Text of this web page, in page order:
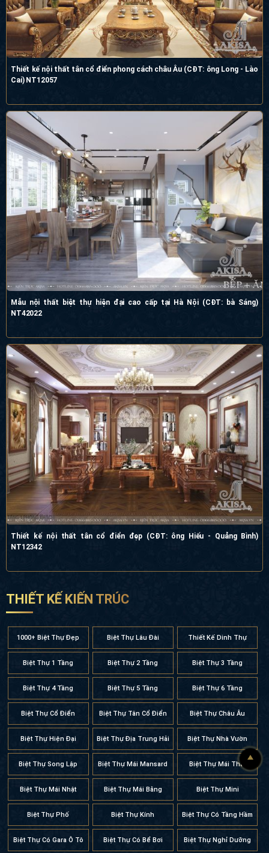
Thiết kế nội thất tân cổ điển phong cách châu Âu (CĐT: ông Long - Lào
Cai) NT12057
Mẫu nội thất biệt thự hiện đại cao cấp tại Hà Nội (CĐT: bà Sáng)
NT42022
Thiết kế nội thất tân cổ điển đẹp (CĐT: ông Hiếu - Quảng Bình)
NT12342
THIẾT KẾ KIẾN TRÚC
1000+ Biệt Thự Đẹp Biệt Thự Lâu Đài Thiết Kế Dinh Thự
Biệt Thự 1 Tầng Biệt Thự 2 Tầng Biệt Thự 3 Tầng
Biệt Thự 4 Tầng Biệt Thự 5 Tầng Biệt Thự 6 Tầng
Biệt Thự Cổ Điển Biệt Thự Tân Cổ Điển Biệt Thự Châu Âu
Biệt Thự Hiện Đại Biệt Thự Địa Trung Hải Biệt Thự Nhà Vườn
Biệt Thự Song Lập Biệt Thự Mái Mansard Biệt Thự Mái Thái
Biệt Thự Mái Nhật Biệt Thự Mái Bằng Biệt Thự Mini
Biệt Thự Phố Biệt Thự Kính Biệt Thự Có Tầng Hầm
Biệt Thự Có Gara Ô Tô Biệt Thự Có Bể Bơi Biệt Thự Nghỉ Dưỡng